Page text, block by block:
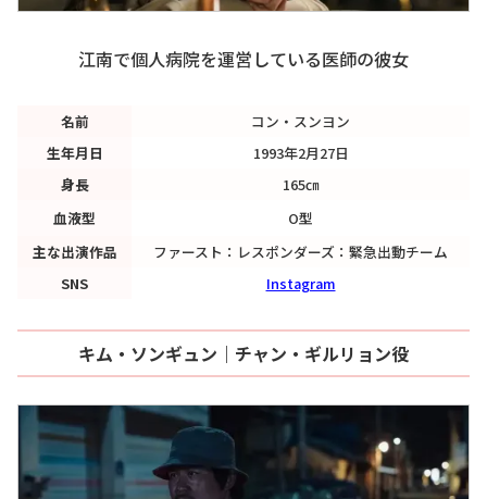
江南で個人病院を運営している医師の彼女
名前
コン・スンヨン
生年月日
1993年2月27日
身長
165㎝
血液型
O型
主な出演作品
ファースト：レスポンダーズ：緊急出動チーム
SNS
Instagram
キム・ソンギュン｜チャン・ギルリョン役